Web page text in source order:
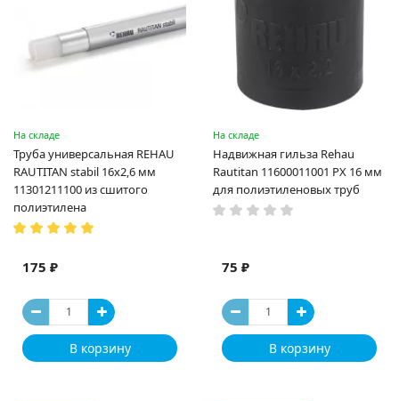
На складе
Труба универсальная REHAU
RAUTITAN stabil 16х2,6 мм
11301211100 из сшитого
полиэтилена
175 ₽
В корзину
На складе
Надвижная гильза Rehau
Rautitan 11600011001 PX 16 мм
для полиэтиленовых труб
75 ₽
В корзину